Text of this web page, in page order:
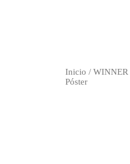
Inicio / WINNER
Póster